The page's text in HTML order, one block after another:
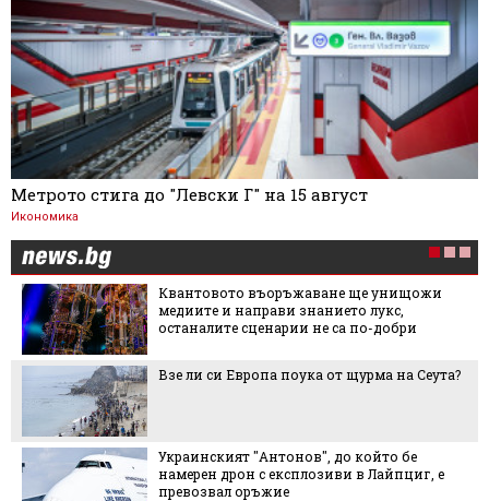
Метрото стига до "Левски Г" на 15 август
Икономика
Квантовото въоръжаване ще унищожи
медиите и направи знанието лукс,
останалите сценарии не са по-добри
Взе ли си Европа поука от щурма на Сеута?
Украинският "Антонов", до който бе
намерен дрон с експлозиви в Лайпциг, е
превозвал оръжие